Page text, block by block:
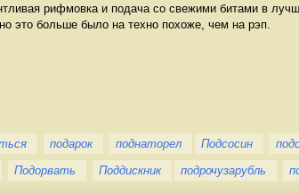
рифмовка и подача со свежими битами в
это больше было на техно похоже, чем на рэп.
подарок поднаторел Подсосин
Подорвать Поддискник подрочузарубль